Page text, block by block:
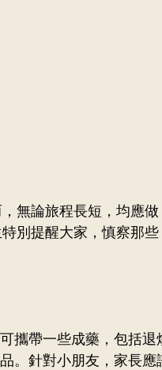
無論旅程長短，均應做
別提醒大家，慎察那些
攜帶一些成藥，包括退
。針對小朋友，家長應